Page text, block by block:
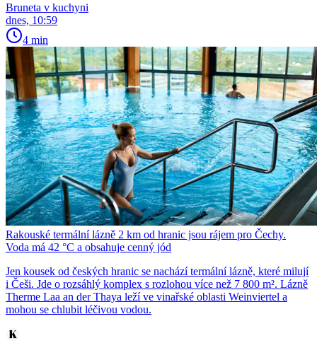
Bruneta v kuchyni
dnes, 10:59
4 min
Rakouské termální lázně 2 km od hranic jsou rájem pro Čechy.
Voda má 42 °C a obsahuje cenný jód
Jen kousek od českých hranic se nachází termální lázně, které milují
i Češi. Jde o rozsáhlý komplex s rozlohou více než 7 800 m². Lázně
Therme Laa an der Thaya leží ve vinařské oblasti Weinviertel a
mohou se chlubit léčivou vodou.